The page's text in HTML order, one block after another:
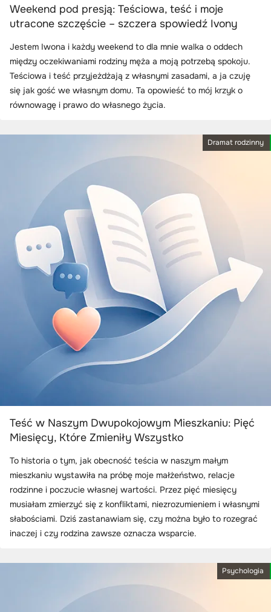
Weekend pod presją: Teściowa, teść i moje
utracone szczęście – szczera spowiedź Ivony
Jestem Iwona i każdy weekend to dla mnie walka o oddech
między oczekiwaniami rodziny męża a moją potrzebą spokoju.
Teściowa i teść przyjeżdżają z własnymi zasadami, a ja czuję
się jak gość we własnym domu. Ta opowieść to mój krzyk o
równowagę i prawo do własnego życia.
Dramat rodzinny
Teść w Naszym Dwupokojowym Mieszkaniu: Pięć
Miesięcy, Które Zmieniły Wszystko
To historia o tym, jak obecność teścia w naszym małym
mieszkaniu wystawiła na próbę moje małżeństwo, relacje
rodzinne i poczucie własnej wartości. Przez pięć miesięcy
musiałam zmierzyć się z konfliktami, niezrozumieniem i własnymi
słabościami. Dziś zastanawiam się, czy można było to rozegrać
inaczej i czy rodzina zawsze oznacza wsparcie.
Psychologia